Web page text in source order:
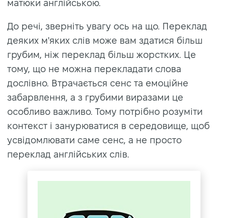
матюки англійською.
До речі, зверніть увагу ось на що. Переклад
деяких м'яких слів може вам здатися більш
грубим, ніж переклад більш жорстких. Це
тому, що не можна перекладати слова
дослівно. Втрачається сенс та емоційне
забарвлення, а з грубими виразами це
особливо важливо. Тому потрібно розуміти
контекст і занурюватися в середовище, щоб
усвідомлювати саме сенс, а не просто
переклад англійських слів.